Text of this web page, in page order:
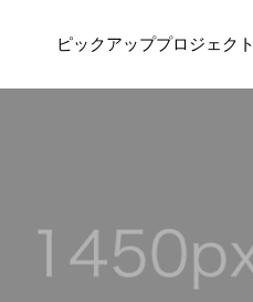
ピックアッププロジェクト